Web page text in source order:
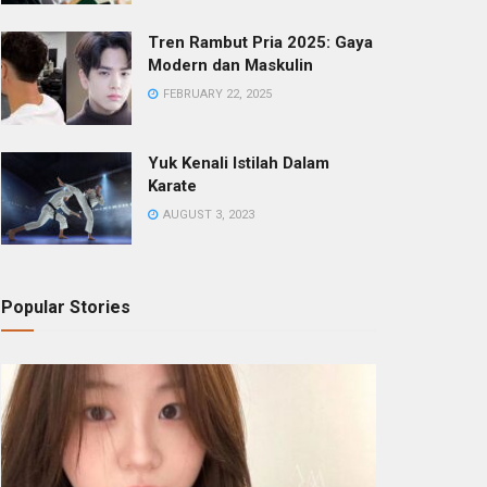
Tren Rambut Pria 2025: Gaya
Modern dan Maskulin
FEBRUARY 22, 2025
Yuk Kenali Istilah Dalam
Karate
AUGUST 3, 2023
Popular Stories